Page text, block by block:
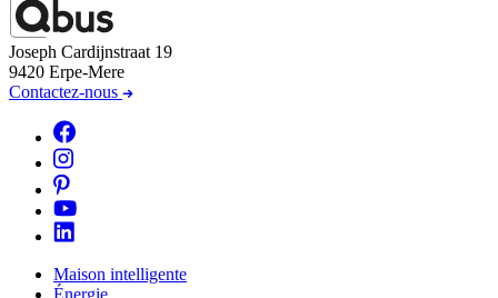
Joseph Cardijnstraat 19
9420 Erpe-Mere
Contactez-nous
Maison intelligente
Énergie